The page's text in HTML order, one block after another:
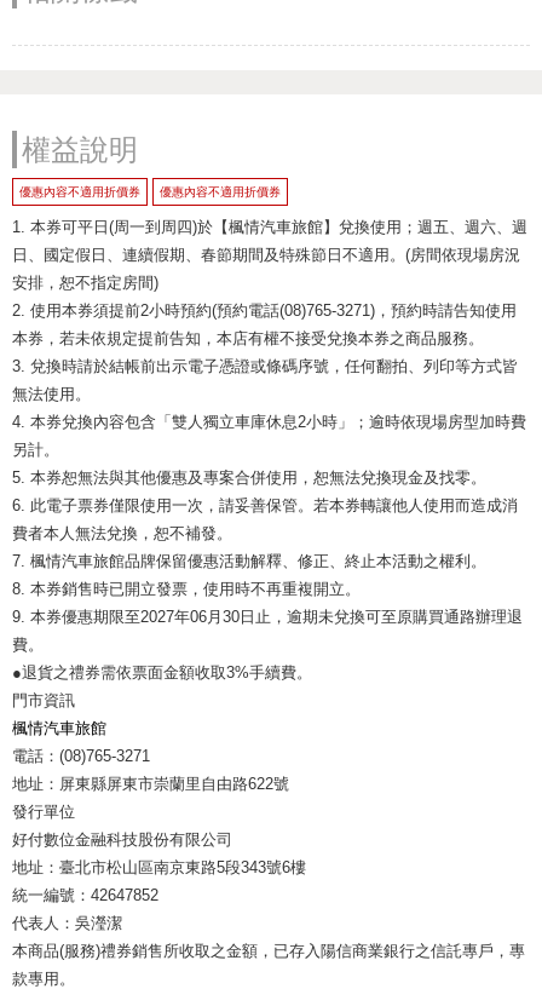
權益說明
優惠內容不適用折價券 優惠內容不適用折價券
1. 本券可平日(周一到周四)於【楓情汽車旅館】兌換使用；週五、週六、週
日、國定假日、連續假期、春節期間及特殊節日不適用。(房間依現場房況
安排，恕不指定房間)
2. 使用本券須提前2小時預約(預約電話(08)765-3271)，預約時請告知使用
本券，若未依規定提前告知，本店有權不接受兌換本券之商品服務。
3. 兌換時請於結帳前出示電子憑證或條碼序號，任何翻拍、列印等方式皆
無法使用。
4. 本券兌換內容包含「雙人獨立車庫休息2小時」；逾時依現場房型加時費
另計。
5. 本券恕無法與其他優惠及專案合併使用，恕無法兌換現金及找零。
6. 此電子票券僅限使用一次，請妥善保管。若本券轉讓他人使用而造成消
費者本人無法兌換，恕不補發。
7. 楓情汽車旅館品牌保留優惠活動解釋、修正、終止本活動之權利。
8. 本券銷售時已開立發票，使用時不再重複開立。
9. 本券優惠期限至2027年06月30日止，逾期未兌換可至原購買通路辦理退
費。
●退貨之禮券需依票面金額收取3%手續費。
門市資訊
楓情汽車旅館
電話：(08)765-3271
地址：屏東縣屏東市崇蘭里自由路622號
發行單位
好付數位金融科技股份有限公司
地址：臺北市松山區南京東路5段343號6樓
統一編號：42647852
代表人：吳瀅潔
本商品(服務)禮券銷售所收取之金額，已存入陽信商業銀行之信託專戶，專
款專用。